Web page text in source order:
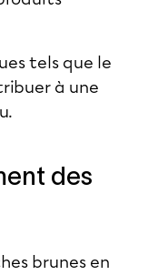
tels que le
à une
des
brunes en